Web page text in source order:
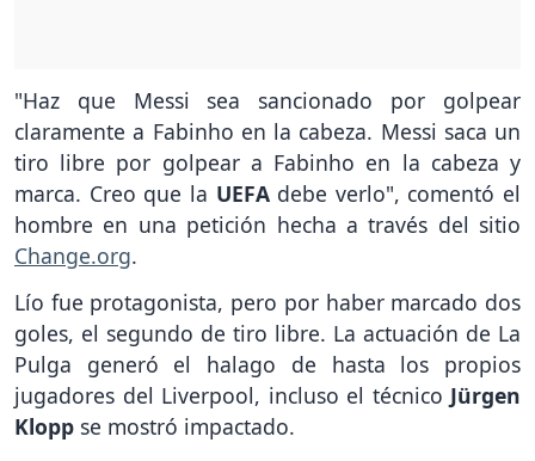
"Haz que Messi sea sancionado por golpear
claramente a Fabinho en la cabeza. Messi saca un
tiro libre por golpear a Fabinho en la cabeza y
marca. Creo que la UEFAdebe verlo", comentó el
hombre en una petición hecha a través del sitio
Change.org.
Lío fue protagonista, pero por haber marcado dos
goles, el segundo de tiro libre. La actuación de La
Pulga generó el halago de hasta los propios
jugadores del Liverpool, incluso el técnico Jürgen
Klopp se mostró impactado.